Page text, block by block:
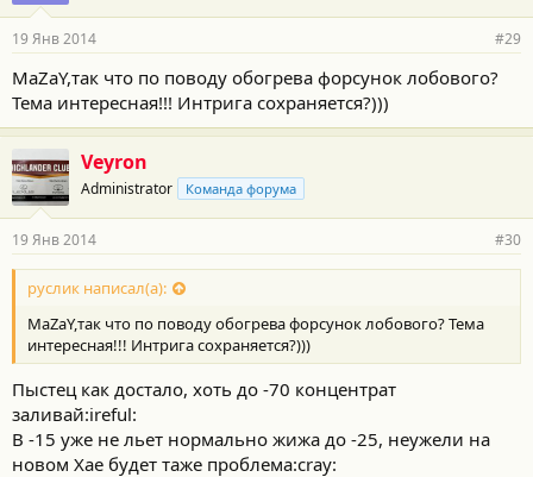
19 Янв 2014 #29
MaZaY,так что по поводу обогрева форсунок лобового?
Тема интересная!!! Интрига сохраняется?)))
Veyron
Administrator Команда форума
19 Янв 2014 #30
руслик написал(а):
MaZaY,так что по поводу обогрева форсунок лобового? Тема
интересная!!! Интрига сохраняется?)))
Пыстец как достало, хоть до -70 концентрат
заливай:ireful:
В -15 уже не льет нормально жижа до -25, неужели на
новом Хае будет таже проблема:cray: